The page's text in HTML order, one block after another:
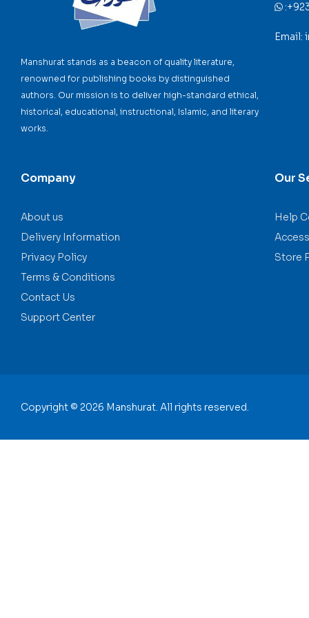
Manshurat stands as a beacon of quality literature,
renowned for publishing books by distinguished
authors. Our mission is to deliver high-standard ethical,
historical, educational, instructional, Islamic, and literary
works.
Company
About us
Delivery Information
Privacy Policy
Terms & Conditions
Contact Us
Support Center
Our
Help
Store
:
Email:
Copyright © 2026 Manshurat. All rights reserved.